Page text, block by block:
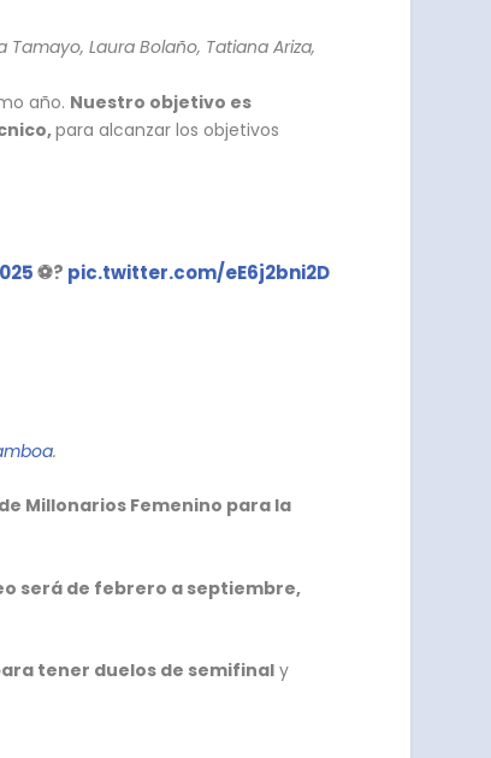
Laura Bolaño, Tatiana Ariza,
año. Nuestro objetivo es
para alcanzar los objetivos
⚽? pic.twitter.com/eE6j2bni2D
.
Millonarios Femenino para la
será de febrero a septiembre,
tener duelos de semifinaly